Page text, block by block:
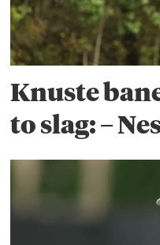
Knuste
to slag: –